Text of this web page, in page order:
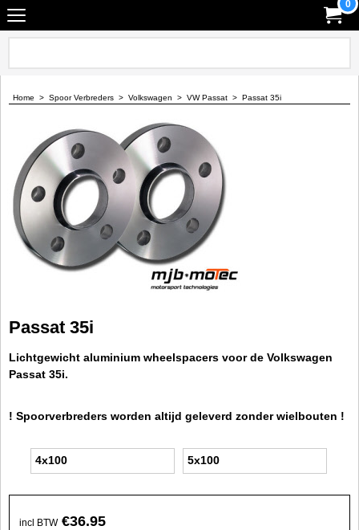
0
Home > Spoor Verbreders > Volkswagen > VW Passat > Passat 35i
Passat 35i
Lichtgewicht aluminium wheelspacers voor de Volkswagen
Passat 35i.
! Spoorverbreders worden altijd geleverd zonder wielbouten !
4x100 5x100
incl BTW €36.95